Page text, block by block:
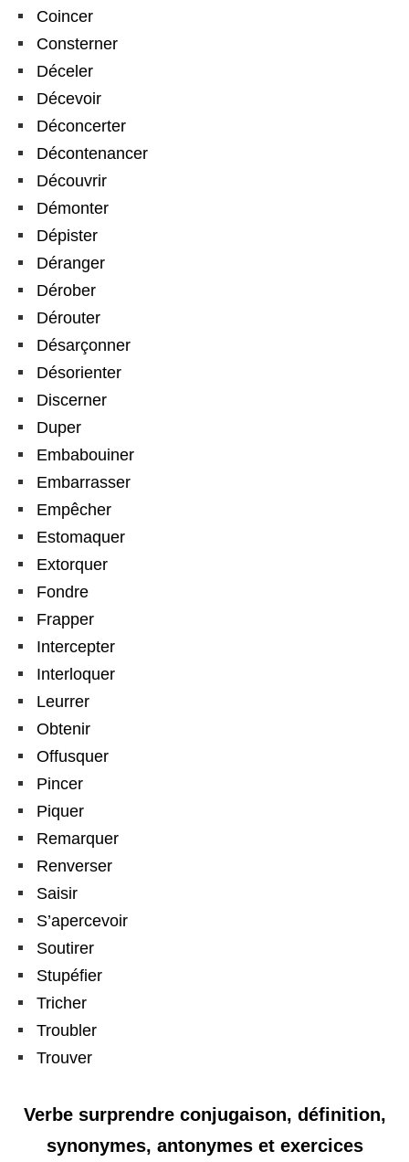
Coincer
Consterner
Déceler
Décevoir
Déconcerter
Décontenancer
Découvrir
Démonter
Dépister
Déranger
Dérober
Dérouter
Désarçonner
Désorienter
Discerner
Duper
Embabouiner
Embarrasser
Empêcher
Estomaquer
Extorquer
Fondre
Frapper
Intercepter
Interloquer
Leurrer
Obtenir
Offusquer
Pincer
Piquer
Remarquer
Renverser
Saisir
S’apercevoir
Soutirer
Stupéfier
Tricher
Troubler
Trouver
Verbe surprendre conjugaison, définition,
synonymes, antonymes et exercices